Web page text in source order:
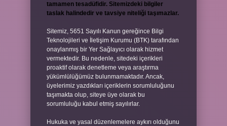
tamamen tesadüfidir. Sitemizdeki bilgiler
taslak halindedir ve tavsiye niteliği taşımazlar.
Sitemiz, 5651 Sayılı Kanun gereğince Bilgi
Teknolojileri ve İletişim Kurumu (BTK) tarafından
onaylanmış bir Yer Sağlayıcı olarak hizmet
vermektedir. Bu nedenle, sitedeki içerikleri
proaktif olarak denetleme veya araştırma
yükümlülüğümüz bulunmamaktadır. Ancak,
üyelerimiz yazdıkları içeriklerin sorumluluğunu
taşımakta olup, siteye üye olarak bu
sorumluluğu kabul etmiş sayılırlar.
Hukuka ve yasal düzenlemelere aykırı olduğunu